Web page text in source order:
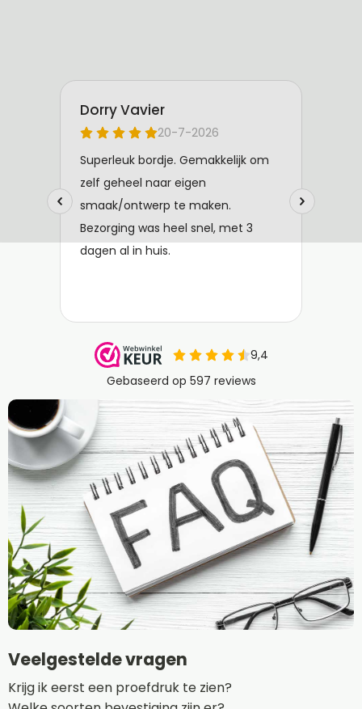
Veelgestelde vragen
Krijg ik eerst een proefdruk te zien?